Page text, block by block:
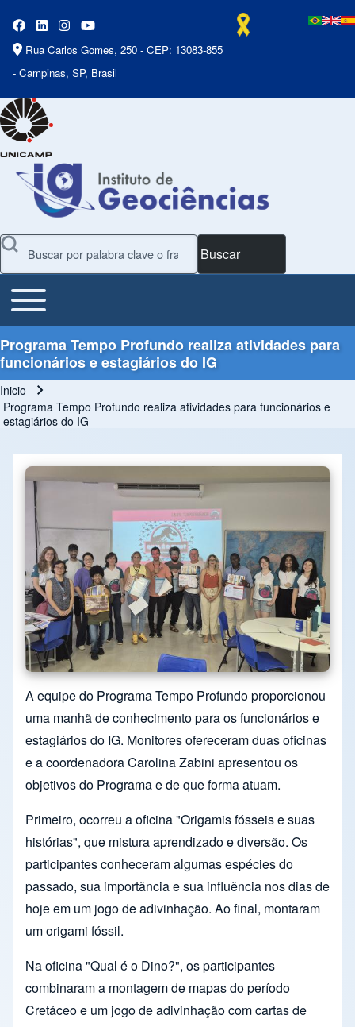
Rua Carlos Gomes, 250 - CEP: 13083-855
- Campinas, SP, Brasil
Buscar
Main Menu
Toggle main menu
Programa Tempo Profundo realiza atividades para
funcionários e estagiários do IG
Ruta de navegación
Inicio
Programa Tempo Profundo realiza atividades para funcionários e
estagiários do IG
A equipe do Programa Tempo Profundo proporcionou
uma manhã de conhecimento para os funcionários e
estagiários do IG. Monitores ofereceram duas oficinas
e a coordenadora Carolina Zabini apresentou os
objetivos do Programa e de que forma atuam.
Primeiro, ocorreu a oficina "Origamis fósseis e suas
histórias", que mistura aprendizado e diversão. Os
participantes conheceram algumas espécies do
passado, sua importância e sua influência nos dias de
hoje em um jogo de adivinhação. Ao final, montaram
um origami fóssil.
Na oficina "Qual é o Dino?", os participantes
combinaram a montagem de mapas do período
Cretáceo e um jogo de adivinhação com cartas de